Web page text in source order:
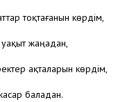
тоқтағанын көрдім,
жаңадан,
ақталарын көрдім,
баладан.